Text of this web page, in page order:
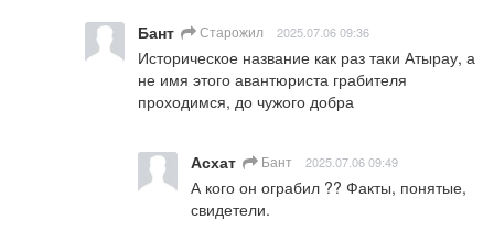
Бант Старожил 2025.07.06 09:36
Историческое название как раз таки Атырау, а
не имя этого авантюриста грабителя
проходимся, до чужого добра
Асхат Бант 2025.07.06 09:49
А кого он ограбил ?? Факты, понятые,
свидетели.